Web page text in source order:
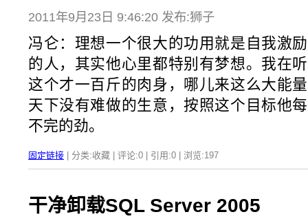
2011年9月23日 9:46:20 发布:狮子
冯仑：理想一个很大的功用就是自我激
的人，其实他心里都特别有梦想。我在
这个才一百斤的肉身，哪儿来这么大能
天下没有难做的生意，按照这个目标他
不完的劲。
固定链接 | 分类:收藏 | 评论:0 | 引用:0 | 浏览:197
干净卸载SQL Server 2005